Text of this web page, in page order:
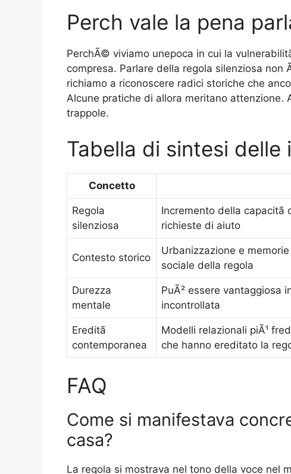
Perch vale la pena
PerchÃ© viviamo unepoca in cui la
compresa. Parlare della regola silenziosa non
richiamo a riconoscere radici storiche che
Alcune pratiche di allora meritano attenzione.
trappole.
Tabella di sintesi delle
Concetto
Regola
silenziosa
Incremento della capacitã
richieste di aiuto
Contesto storico
Urbanizzazione e
sociale della regola
Durezza
mentale
PuÃ² essere vantaggiosa
incontrollata
Ereditã
contemporanea
Modelli relazionali piÃ¹
che hanno ereditato la
FAQ
Come si manifestava
casa?
La regola si mostrava nel tono della voce nel